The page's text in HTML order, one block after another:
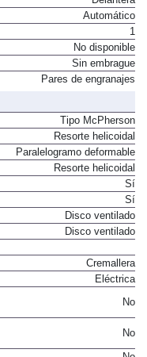
Automático
1
No disponible
Sin embrague
Pares de engranajes
Tipo McPherson
Resorte helicoidal
Paralelogramo deformable
Resorte helicoidal
Sí
Sí
Disco ventilado
Disco ventilado
Cremallera
Eléctrica
No
No